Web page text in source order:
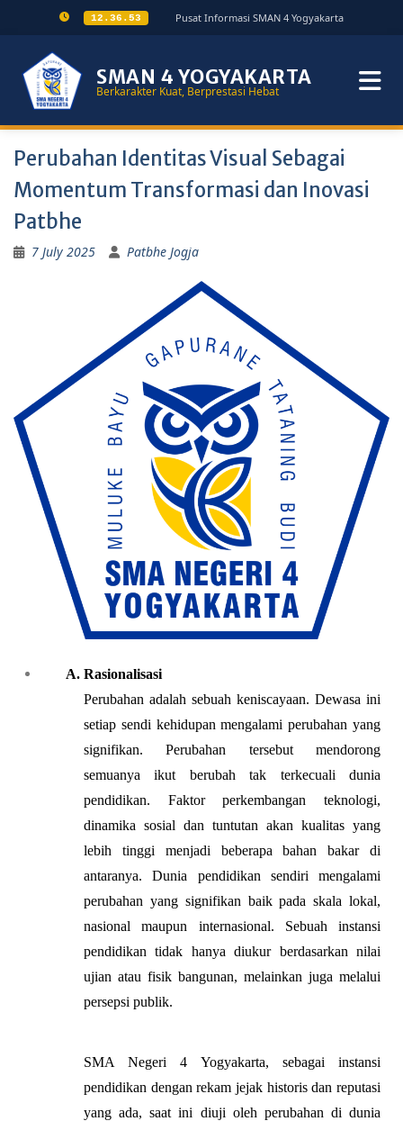
12.36.53 Pusat Informasi SMAN 4 Yogyakarta
SMAN 4 YOGYAKARTA
Berkarakter Kuat, Berprestasi Hebat
Perubahan Identitas Visual Sebagai
Momentum Transformasi dan Inovasi
Patbhe
7 July 2025 Patbhe Jogja
Rasionalisasi
Perubahan adalah sebuah keniscayaan. Dewasa ini
setiap sendi kehidupan mengalami perubahan yang
signifikan. Perubahan tersebut mendorong
semuanya ikut berubah tak terkecuali dunia
pendidikan. Faktor perkembangan teknologi,
dinamika sosial dan tuntutan akan kualitas yang
lebih tinggi menjadi beberapa bahan bakar di
antaranya. Dunia pendidikan sendiri mengalami
perubahan yang signifikan baik pada skala lokal,
nasional maupun internasional. Sebuah instansi
pendidikan tidak hanya diukur berdasarkan nilai
ujian atau fisik bangunan, melainkan juga melalui
persepsi publik.
SMA Negeri 4 Yogyakarta, sebagai instansi
pendidikan dengan rekam jejak historis dan reputasi
yang ada, saat ini diuji oleh perubahan di dunia